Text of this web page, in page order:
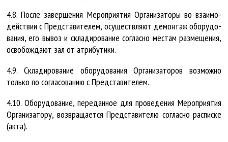
4.8. Пос­ле за­вер­ше­ния Ме­роп­ри­я­тия Ор­га­ни­за­то­ры во вза­и­мо­
дейст­вии с Пред­ста­ви­те­лем, осу­щест­вля­ют де­мон­таж обо­ру­до­
ва­ния, его вы­воз и скла­ди­ро­ва­ние со­глас­но мес­там раз­ме­ще­ния,
осво­бож­да­ют зал от ат­ри­бу­ти­ки.
4.9. Скла­ди­ро­ва­ние обо­ру­до­ва­ния Ор­га­ни­за­то­ров воз­мож­но
толь­ко по со­гла­со­ва­нию с Пред­ста­ви­те­лем.
4.10. Обо­ру­до­ва­ние, пе­ре­дан­ное для про­ве­де­ния Ме­роп­ри­я­тия
Ор­га­ни­за­то­ру, воз­вра­ща­ет­ся Пред­ста­ви­те­лю со­глас­но рас­пис­ке
(ак­та).